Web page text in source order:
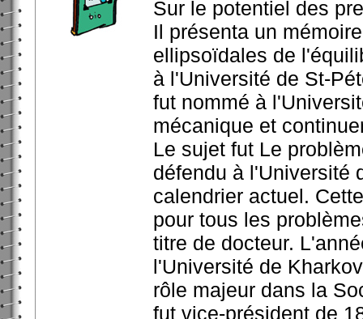
Sur le potentiel des
Il présenta un
ellipsoïdales de
à l'Université de St-
fut nommé à
mécanique et
Le sujet fut Le
défendu à l'Université
calendrier actuel.
pour tous les
titre de docteur.
l'Université de
rôle majeur dans la
fut vice-président de